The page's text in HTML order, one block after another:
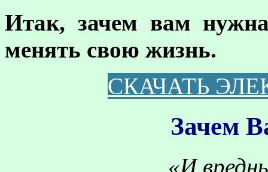
Итак, зачем вам
менять свою жизнь.
СКАЧАТЬ
Зачем
«И